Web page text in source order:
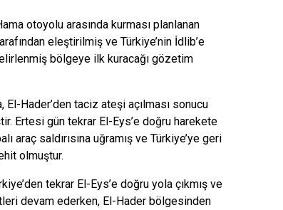
otoyolu arasında kurması planlanan
eleştirilmiş ve Türkiye’nin İdlib’e
bölgeye ilk kuracağı gözetim
Hader’den taciz ateşi açılması sonucu
Ertesi gün tekrar El-Eys’e doğru harekete
saldırısına uğramış ve Türkiye’ye geri
olmuştur.
tekrar El-Eys’e doğru yola çıkmış ve
devam ederken, El-Hader bölgesinden